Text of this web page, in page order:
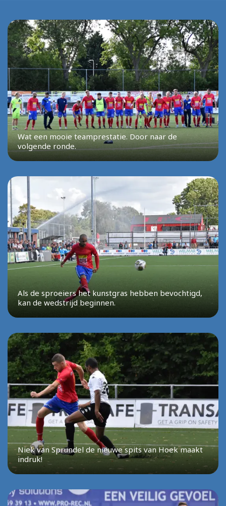
Wat een mooie teamprestatie. Door naar de
volgende ronde.
Als de sproeiers het kunstgras hebben bevochtigd,
kan de wedstrijd beginnen.
Niek van Sprundel de nieuwe spits van Hoek maakt
indruk!